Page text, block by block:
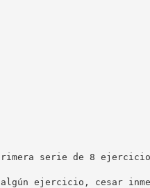
serie de 8
ejercicio, cesar